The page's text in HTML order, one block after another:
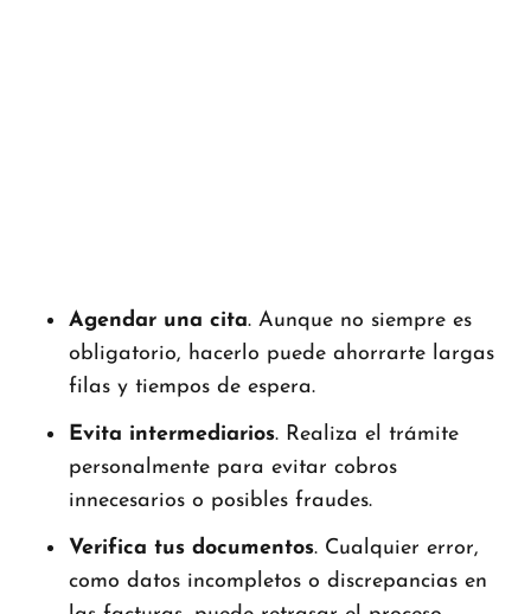
Agendar una cita. Aunque no siempre es
obligatorio, hacerlo puede ahorrarte largas
filas y tiempos de espera.
Evita intermediarios. Realiza el trámite
personalmente para evitar cobros
innecesarios o posibles fraudes.
Verifica tus documentos. Cualquier error,
como datos incompletos o discrepancias en